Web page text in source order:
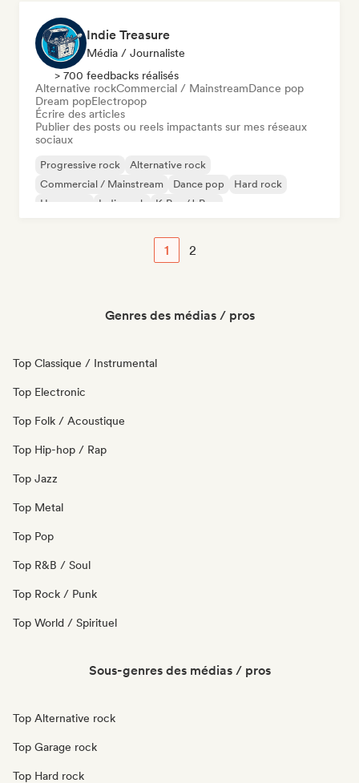
Indie Treasure
Média / Journaliste
> 700 feedbacks réalisés
Alternative rockCommercial / MainstreamDance pop
Dream popElectropop
Écrire des articles
Publier des posts ou reels impactants sur mes réseaux
sociaux
Progressive rock
Alternative rock
Commercial / Mainstream
Dance pop
Hard rock
Hyperpop
Indie rock K-Pop/J-Pop
1 2
Genres des médias / pros
Top Classique / Instrumental
Top Electronic
Top Folk / Acoustique
Top Hip-hop / Rap
Top Jazz
Top Metal
Top Pop
Top R&B / Soul
Top Rock / Punk
Top World / Spirituel
Sous-genres des médias / pros
Top Alternative rock
Top Garage rock
Top Hard rock